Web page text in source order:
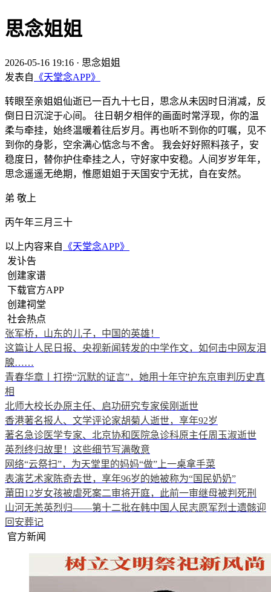
思念姐姐
2026-05-16 19:16 · 思念姐姐
发表自 《天堂念APP》
转眼至亲姐姐仙逝已一百九十七日，思念从未因时日消减，反
倒日日沉淀于心间。 往日朝夕相伴的画面时常浮现，你的温
柔与牵挂，始终温暖着往后岁月。再也听不到你的叮嘱，见不
到你的身影，空余满心惦念与不舍。 我会好好照料孩子，安
稳度日，替你护住牵挂之人，守好家中安稳。人间岁岁年年，
思念遥遥无绝期，惟愿姐姐于天国安宁无扰，自在安然。
弟 敬上
丙午年三月三十
以上内容来自 《天堂念APP》
发讣告
创建家谱
下载官方APP
创建祠堂
社会热点
张军桥，山东的儿子，中国的英雄！
这篇让人民日报、央视新闻转发的中学作文，如何击中网友泪
腺……
青春华章丨打捞“沉默的证言”，她用十年守护东京审判历史真
相
北师大校长办原主任、启功研究专家侯刚逝世
香港著名报人、文学评论家胡菊人逝世，享年92岁
著名急诊医学专家、北京协和医院急诊科原主任周玉淑逝世
英烈终归故里！这些细节写满敬意
网络“云祭扫”，为天堂里的妈妈“做”上一桌拿手菜
表演艺术家陈奇去世，享年96岁的她被称为“国民奶奶”
莆田12岁女孩被虐死案二审将开庭，此前一审继母被判死刑
山河无恙英烈归——第十二批在韩中国人民志愿军烈士遗骸迎
回安葬记
官方新闻